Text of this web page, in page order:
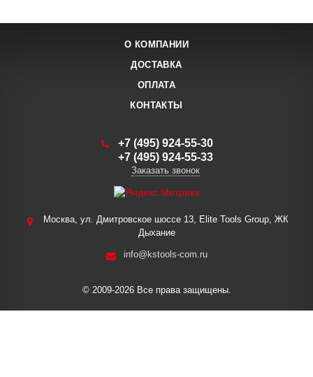
О КОМПАНИИ
ДОСТАВКА
ОПЛАТА
КОНТАКТЫ
+7 (495) 924-55-30
+7 (495) 924-55-33
Заказать звонок
Москва, ул. Дмитровское шоссе 13, Elite Tools Group, ЖК
Дыхание
info@kstools-com.ru
© 2009-2026 Все права защищены.